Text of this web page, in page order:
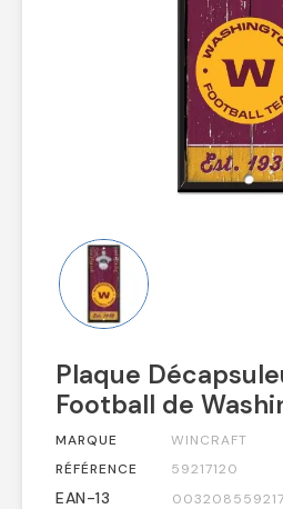
Plaque
Football de
MARQUE
WINCRAFT
RÉFÉRENCE
59217120
EAN-13